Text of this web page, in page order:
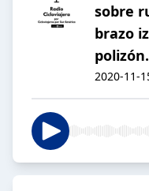
sobre
brazo
polizón.
2020-11-